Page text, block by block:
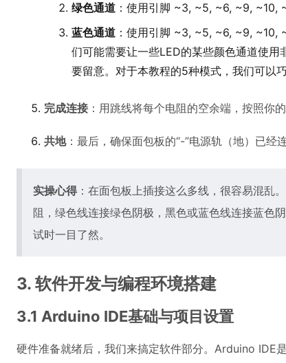
绿色通道 ：使用引脚 ~3, ~5, ~6, ~9, ~10,
蓝色通道 ：使用引脚 ~3, ~5, ~6, ~9, ~10,
们可能需要让一些LED的某些颜色通道使
要留意。对于本教程的5种模式，我们可以
完成连接 ：用跳线将每个电阻的空余端，按照你
共地：最后，确保面包板的“-”电源轨（地）已经
实操心得：在面包板上插接这么多线，很容易混乱
阻，绿色线连接绿色阴极，黑色或蓝色线连接蓝色
试时一目了然。
3. 软件开发与编程环境搭建
3.1 Arduino IDE基础与项目设置
硬件准备就绪后，我们来搞定软件部分。Arduino IDE